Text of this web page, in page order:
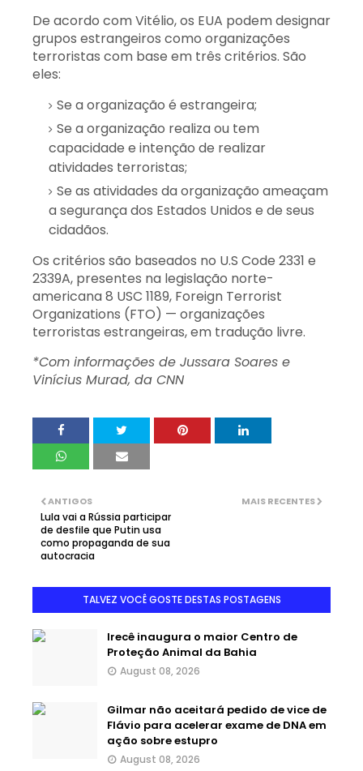
De acordo com Vitélio, os EUA podem designar
grupos estrangeiros como organizações
terroristas com base em três critérios. São
eles:
Se a organização é estrangeira;
Se a organização realiza ou tem
capacidade e intenção de realizar
atividades terroristas;
Se as atividades da organização ameaçam
a segurança dos Estados Unidos e de seus
cidadãos.
Os critérios são baseados no U.S Code 2331 e
2339A, presentes na legislação norte-
americana 8 USC 1189, Foreign Terrorist
Organizations (FTO) — organizações
terroristas estrangeiras, em tradução livre.
*Com informações de Jussara Soares e
Vinícius Murad, da CNN
MAIS RECENTES
ANTIGOS
Lula vai a Rússia participar
de desfile que Putin usa
como propaganda de sua
autocracia
TALVEZ VOCÊ GOSTE DESTAS POSTAGENS
Irecê inaugura o maior Centro de
Proteção Animal da Bahia
August 08, 2026
Gilmar não aceitará pedido de vice de
Flávio para acelerar exame de DNA em
ação sobre estupro
August 08, 2026